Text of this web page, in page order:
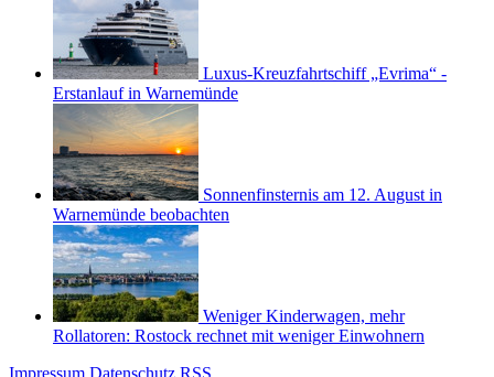
Luxus-Kreuzfahrtschiff „Evrima“ -
Erstanlauf in Warnemünde
Sonnenfinsternis am 12. August in
Warnemünde beobachten
Weniger Kinderwagen, mehr
Rollatoren: Rostock rechnet mit weniger Einwohnern
Impressum Datenschutz RSS